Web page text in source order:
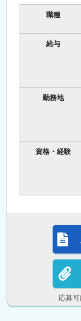
職種
給与
勤務地
資格・経験
応募